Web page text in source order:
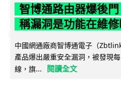
智博通路由器爆後
稱漏洞是功能在維修
中國網通廠商智博通電子（
產品爆出嚴重安全漏洞，被發現
線，旗...
閱讀全文